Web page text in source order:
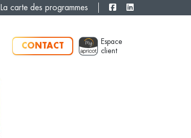
La carte des programmes
CONTACT
Espace
client